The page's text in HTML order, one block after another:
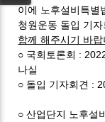
이에 노후설비특별
청원운동 돌입 기
함께 해주시기 바
○ 국회토론회 :
나실
○ 돌입 기자회견 :
○ 산업단지 노후설